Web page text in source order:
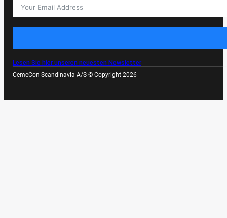
Lesen Sie hier unseren neuesten Newsletter
CemeCon Scandinavia A/S © Copyright 2026